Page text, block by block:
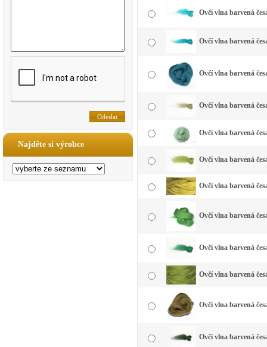
Najděte si výrobce
Ovčí vlna barvená
Ovčí vlna barvená
Ovčí vlna barvená
Ovčí vlna barvená
Ovčí vlna barvená
Ovčí vlna barvená
Ovčí vlna barvená
Ovčí vlna barvená
Ovčí vlna barvená
Ovčí vlna barvená
Ovčí vlna barvená
Ovčí vlna barvená